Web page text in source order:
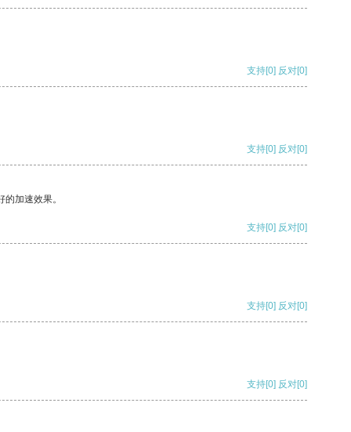
支持[0] 反对[0]
支持[0] 反对[0]
加速效果。
支持[0] 反对[0]
支持[0] 反对[0]
支持[0] 反对[0]